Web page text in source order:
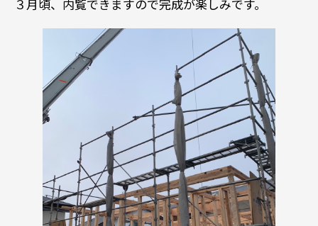
３月頃、内覧できますので完成が楽しみです。